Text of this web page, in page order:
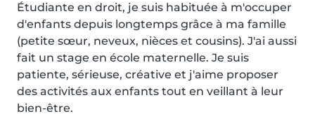
Étudiante en droit, je suis habituée à m'occuper
d'enfants depuis longtemps grâce à ma famille
(petite sœur, neveux, nièces et cousins). J'ai aussi
fait un stage en école maternelle. Je suis
patiente, sérieuse, créative et j'aime proposer
des activités aux enfants tout en veillant à leur
bien-être.